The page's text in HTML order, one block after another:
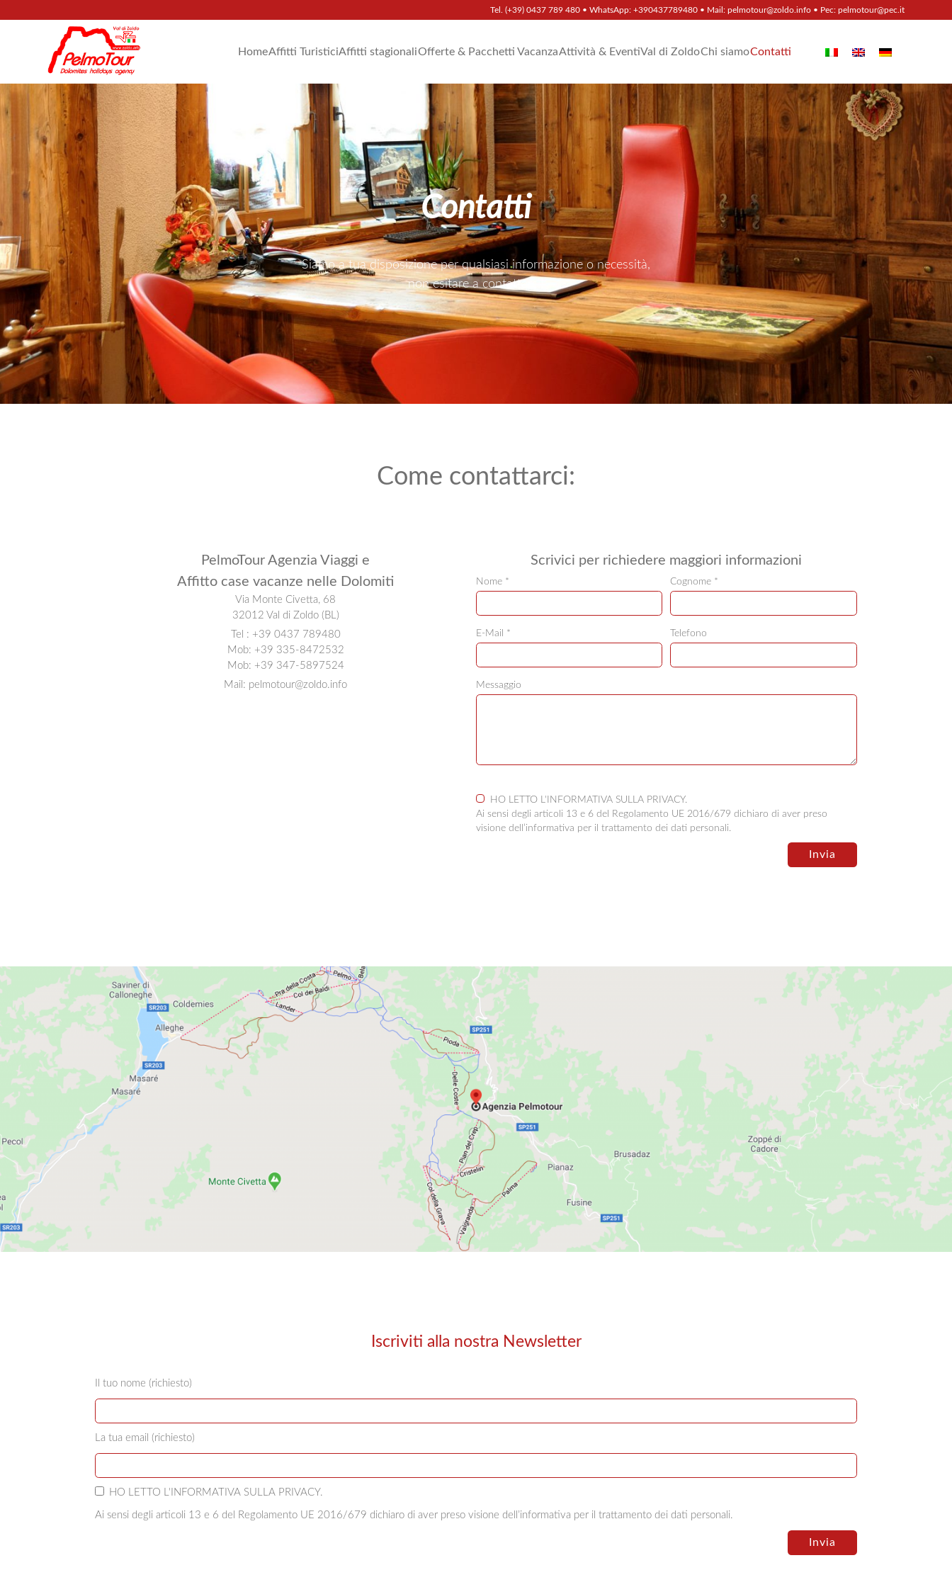
Tel. (+39) 0437 789 480• WhatsApp: +390437789480• Mail: pelmotour@zoldo.info• Pec: pelmotour@pec.it
HomeAffitti TuristiciAffitti stagionaliOfferte & Pacchetti VacanzaAttività & EventiVal di ZoldoChi siamoContatti
Contatti
Siamo a tua disposizione per qualsiasi informazione o necessità,
non esitare a contattarci!
Come contattarci:
PelmoTour Agenzia Viaggi e
Affitto case vacanze nelle Dolomiti
Via Monte Civetta, 68
32012 Val di Zoldo (BL)
Tel : +39 0437 789480
Mob: +39 335-8472532
Mob: +39 347-5897524
Mail: pelmotour@zoldo.info
Scrivici per richiedere maggiori informazioni
Nome * Cognome *
E-Mail * Telefono
Messaggio
HO LETTO L'INFORMATIVA SULLA PRIVACY.
Ai sensi degli articoli 13 e 6 del Regolamento UE 2016/679 dichiaro di aver preso
visione dell’informativa per il trattamento dei dati personali.
Iscriviti alla nostra Newsletter
Il tuo nome (richiesto)
La tua email (richiesto)
HO LETTO L'INFORMATIVA SULLA PRIVACY.
Ai sensi degli articoli 13 e 6 del Regolamento UE 2016/679 dichiaro di aver preso visione dell’informativa per il trattamento dei dati personali.